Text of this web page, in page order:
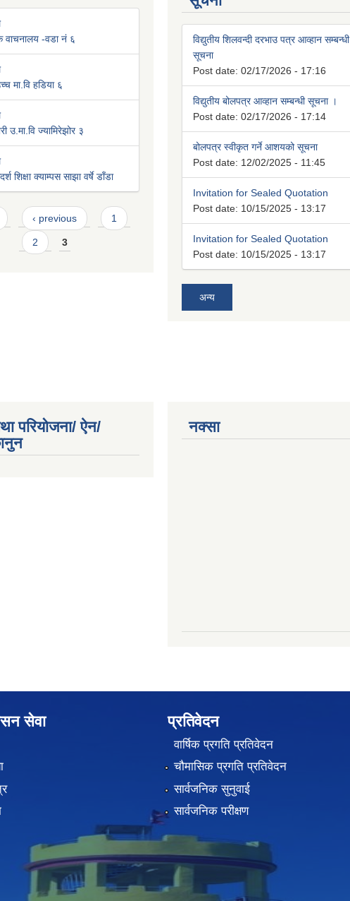
वाचनालय -वडा नं ६
मा.वि हडिया ६
उ.मा.वि ज्यामिरेझोर ३
शिक्षा क्याम्पस साझा वर्षे डाँडा
‹ previous 1
2 3
विद्युतीय शिलवन्दी दरभाउ पत्र आव्हान सम्बन्धी
सूचना
Post date: 02/17/2026 - 17:16
विद्युतीय बोलपत्र आव्हान सम्बन्धी सूचना ।
Post date: 02/17/2026 - 17:14
बोलपत्र स्वीकृत गर्ने आशयको सूचना
Post date: 12/02/2025 - 11:45
Invitation for Sealed Quotation
Post date: 10/15/2025 - 13:17
Invitation for Sealed Quotation
Post date: 10/15/2025 - 13:17
अन्य
परियोजना/ ऐन/
नक्सा
सेवा प्रतिवेदन
वार्षिक प्रगति प्रतिवेदन
चौमासिक प्रगति प्रतिवेदन
सार्वजनिक सुनुवाई
सार्वजनिक परीक्षण